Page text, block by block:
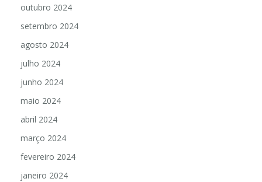
outubro 2024
setembro 2024
agosto 2024
julho 2024
junho 2024
maio 2024
abril 2024
março 2024
fevereiro 2024
janeiro 2024